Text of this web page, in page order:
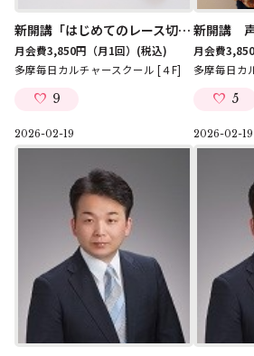
新開講「はじめてのレース切り絵～蒼山日菜の世界を楽しむ～」講師/松本ユッコ
月会費3,850円（月1回） (税込)
多摩毎日カルチャースクール [４F]
9
月会費
多摩毎日カ
5
2026-02-19 2026-02-19